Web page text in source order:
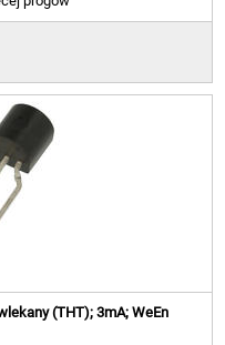
(THT); 3mA; WeEn